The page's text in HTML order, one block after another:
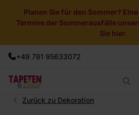
Planen Sie für den Sommer?
Termine der Sommerausfälle
Sie hier.
+49 781 95633072
Zurück zu Dekoration